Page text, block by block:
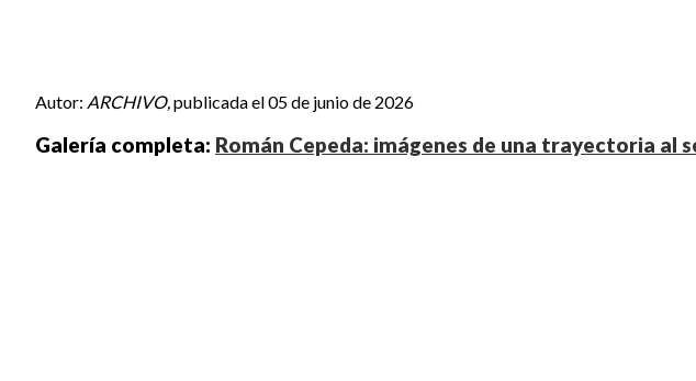
Autor: ARCHIVO,publicada el 05 de junio de 2026
Galería completa: Román Cepeda: imágenes de una trayectoria al